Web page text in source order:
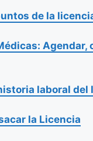
de la
Agendar,
laboral del
la Licencia